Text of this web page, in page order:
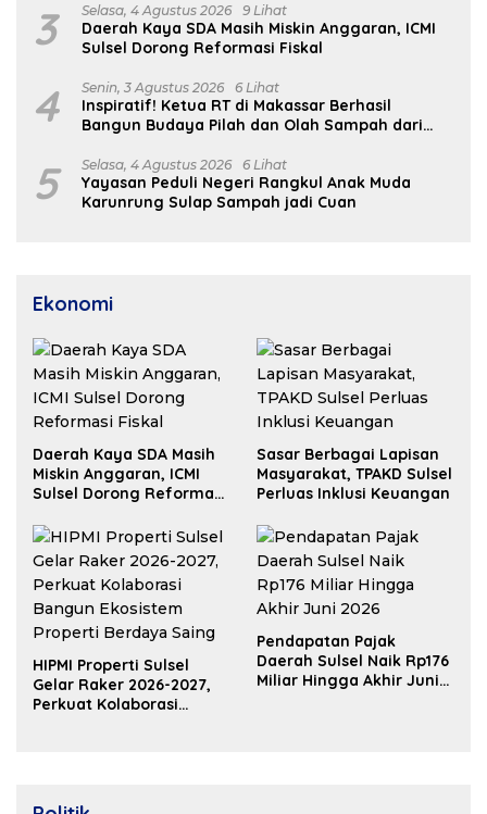
3 Selasa, 4 Agustus 2026 9 Lihat
Daerah Kaya SDA Masih Miskin Anggaran, ICMI
Sulsel Dorong Reformasi Fiskal
4 Senin, 3 Agustus 2026 6 Lihat
Inspiratif! Ketua RT di Makassar Berhasil
Bangun Budaya Pilah dan Olah Sampah dari
5 Selasa, 4 Agustus 2026 6 Lihat
Yayasan Peduli Negeri Rangkul Anak Muda
Karunrung Sulap Sampah jadi Cuan
Ekonomi
Daerah Kaya SDA Masih
Miskin Anggaran, ICMI
Sulsel Dorong Reformasi
Sasar Berbagai Lapisan
Masyarakat, TPAKD Sulsel
Perluas Inklusi Keuangan
HIPMI Properti Sulsel
Gelar Raker 2026-2027,
Perkuat Kolaborasi
Pendapatan Pajak
Daerah Sulsel Naik Rp176
Miliar Hingga Akhir Juni